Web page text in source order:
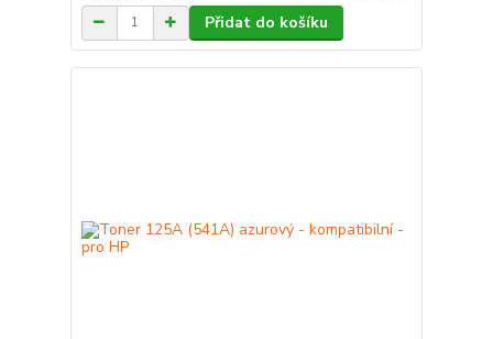
Přidat do košíku